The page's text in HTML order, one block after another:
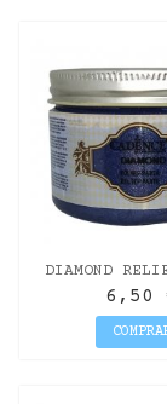
DIAMOND
DARK BLUE
6,50